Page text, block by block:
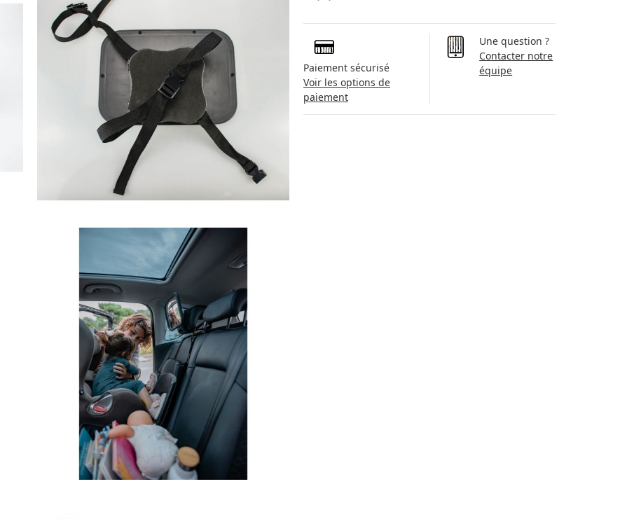
Paiement sécurisé
Voir les options de
paiement
Une question ?
Contacter notre
équipe